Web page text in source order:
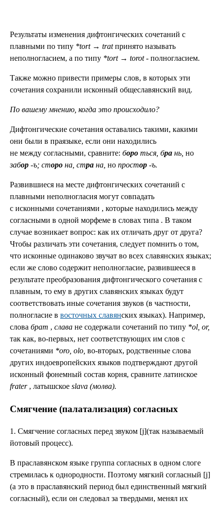
Результаты изменения дифтонгических сочетаний с
плавными по типу *tort → tratпринято называть
неполногласием, а по типу *tort → torot- полногласием.
Также можно привести примеры слов, в которых эти
сочетания сохранили исконный общеславянский вид.
По вашему мнению, когда это происходило?
Дифтонгические сочетания оставались такими, какими
они были в праязыке, если они находились
не между согласными, сравните: боро ться, бра нь, но
забор -ъ; сторо на, стра на, но простор -ъ.
Развившиеся на месте дифтонгических сочетаний с
плавными неполногласия могут совпадать
с исконными сочетаниями , которые находились между
согласными в одной морфеме в словах типа . В таком
случае возникает вопрос: как их отличать друг от друга?
Чтобы различать эти сочетания, следует помнить о том,
что исконные одинаково звучат во всех славянских языках;
если же слово содержит неполногласие, развившееся в
результате преобразования дифтонгического сочетания с
плавным, то ему в других славянских языках будут
соответствовать иные сочетания звуков (в частности,
полногласие в восточных славянских языках). Например,
слова брат , слава не содержали сочетаний по типу *ol, or,
так как, во-первых, нет соответствующих им слов с
сочетаниями *oro, olo, во-вторых, родственные слова
других индоевропейских языков подтверждают другой
исконный фонемный состав корня, сравните латинское
frater , латышское slava (молва).
Смягчение (палатализация) согласных
1. Смягчение согласных перед звуком [j](так называемый
йотовый процесс).
В праславянском языке группа согласных в одном слоге
стремилась к однородности. Поэтому мягкий согласный [j]
(а это в праславянский период был единственный мягкий
согласный), если он следовал за твердыми, менял их